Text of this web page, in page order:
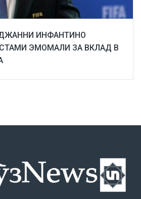
ИНФАНТИНО
ЭМОМАЛИ ЗА ВКЛАД В